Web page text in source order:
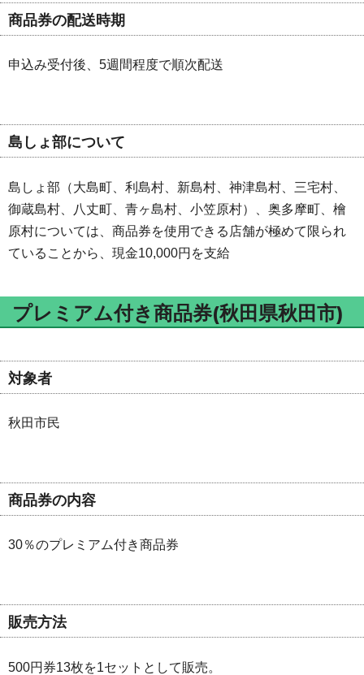
商品券の配送時期
申込み受付後、5週間程度で順次配送
島しょ部について
島しょ部（大島町、利島村、新島村、神津島村、三宅村、
御蔵島村、八丈町、青ヶ島村、小笠原村）、奥多摩町、檜
原村については、商品券を使用できる店舗が極めて限られ
ていることから、現金10,000円を支給
プレミアム付き商品券(秋田県秋田市)
対象者
秋田市民
商品券の内容
30％のプレミアム付き商品券
販売方法
500円券13枚を1セットとして販売。